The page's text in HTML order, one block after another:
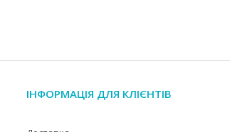
ІНФОРМАЦІЯ ДЛЯ КЛІЄНТІВ